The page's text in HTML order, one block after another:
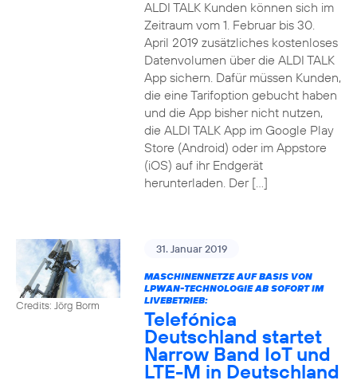
ALDI TALK Kunden können sich im
Zeitraum vom 1. Februar bis 30.
April 2019 zusätzliches kostenloses
Datenvolumen über die ALDI TALK
App sichern. Dafür müssen Kunden,
die eine Tarifoption gebucht haben
und die App bisher nicht nutzen,
die ALDI TALK App im Google Play
Store (Android) oder im Appstore
(iOS) auf ihr Endgerät
herunterladen. Der […]
Credits: Jörg Borm
31. Januar 2019
MASCHINENNETZE AUF BASIS VON
LPWAN-TECHNOLOGIE AB SOFORT IM
LIVEBETRIEB:
Telefónica
Deutschland startet
Narrow Band IoT und
LTE-M in Deutschland